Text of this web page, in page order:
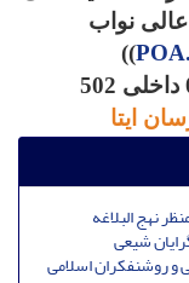
نواب
))
ایتا
نهج البلاغه
شیعی
روشنفکران اسلامی